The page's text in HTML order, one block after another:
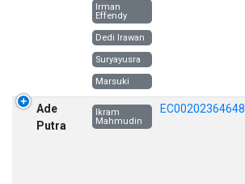
Irman
Effendy
Dedi Irawan
Suryayusra
Marsuki
Ade
Putra
Ikram
Mahmudin
EC00202364648